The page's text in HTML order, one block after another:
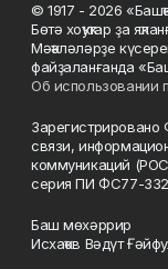
© 1917 - 2026
Бөтә хоҡуҡтар ҙа
Мәҡәләләрҙе
файҙаланғанда
Об использовании
связи,
коммуникаций
серия ПИ ФС77-
Баш мөхәррир
Исхаҡов Вәдүт